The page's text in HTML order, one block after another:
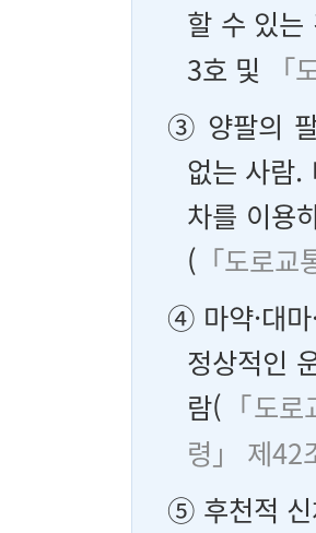
할 수 있는
3호 및
③ 양팔의 팔
없는 사람.
차를 이용
( 「도로
④ 마약·대마
정상적인
람( 「도
령」 제42
⑤ 후천적 신